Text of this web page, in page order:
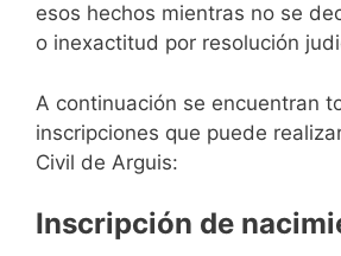
esos hechos mientras no se
o inexactitud por resolución
A continuación se encuentran
inscripciones que puede
Civil de Arguis:
Inscripción de